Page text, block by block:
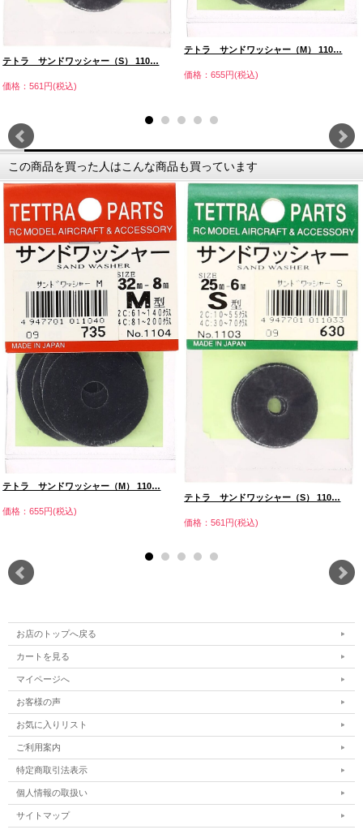
テトラ サンドワッシャー（S） 110…
価格：561円(税込)
テトラ サンドワッシャー（M） 110…
価格：655円(税込)
この商品を買った人はこんな商品も買っています
テトラ サンドワッシャー（M） 110…
価格：655円(税込)
テトラ サンドワッシャー（S） 110…
価格：561円(税込)
お店のトップへ戻る
カートを見る
マイページへ
お客様の声
お気に入りリスト
ご利用案内
特定商取引法表示
個人情報の取扱い
サイトマップ